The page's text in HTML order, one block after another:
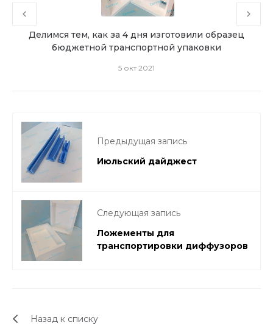
Делимся тем, как за 4 дня изготовили образец
бюджетной транспортной упаковки
5 окт 2021
Предыдущая запись
Июльский дайджест
Следующая запись
Ложементы для
транспортировки диффузоров
Назад к списку